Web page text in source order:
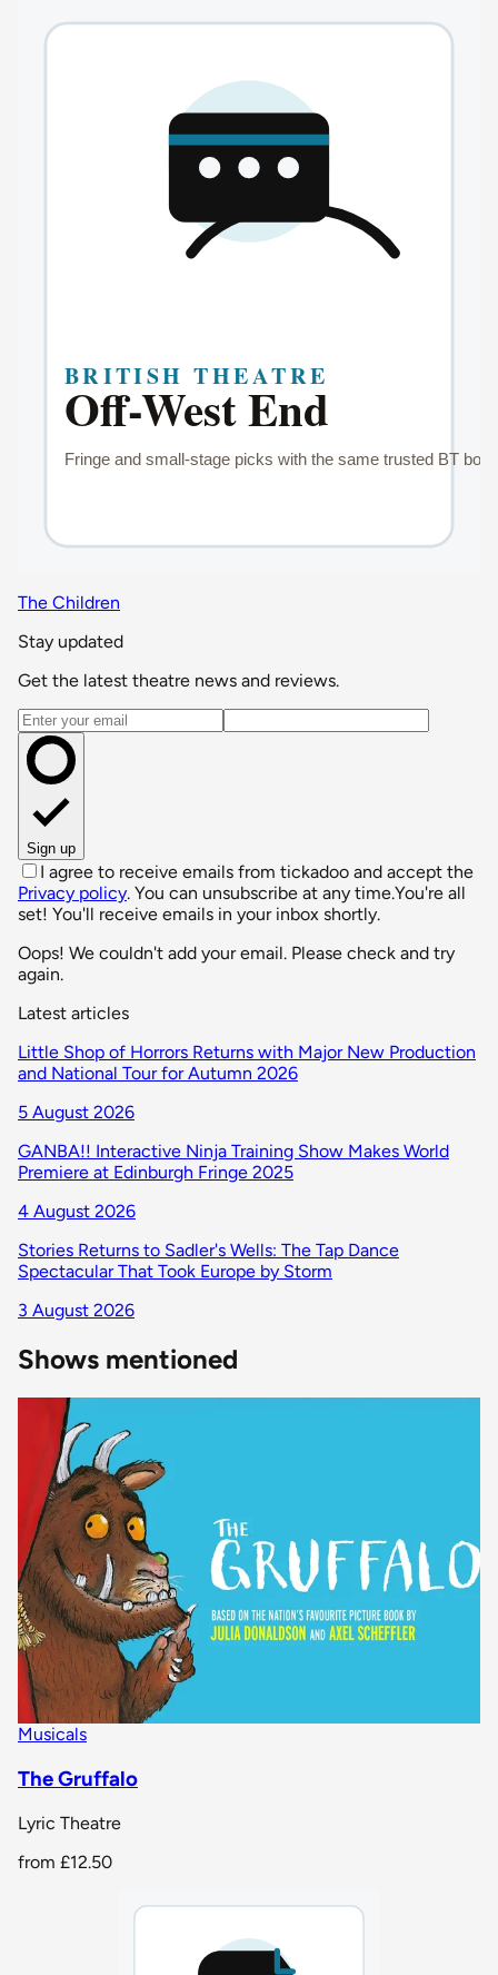
The Children
Stay updated
Get the latest theatre news and reviews.
Email address
Sign up
I agree to receive emails from tickadoo and accept the
Privacy policy. You can unsubscribe at any time.You're all
set! You'll receive emails in your inbox shortly.
Oops! We couldn't add your email. Please check and try
again.
Latest articles
Little Shop of Horrors Returns with Major New Production
and National Tour for Autumn 2026
5 August 2026
GANBA!! Interactive Ninja Training Show Makes World
Premiere at Edinburgh Fringe 2025
4 August 2026
Stories Returns to Sadler's Wells: The Tap Dance
Spectacular That Took Europe by Storm
3 August 2026
Shows mentioned
Musicals
The Gruffalo
Lyric Theatre
from £12.50